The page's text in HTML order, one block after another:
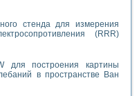
стенда для измерения
(RRR)
для построения картины
в пространстве Ван